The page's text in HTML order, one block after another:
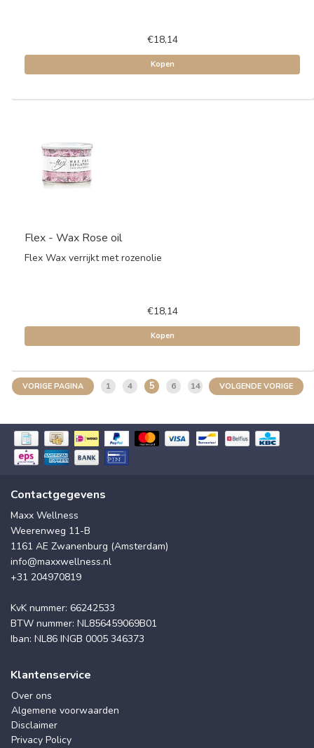
€18,14
Kopen
Flex - Wax Rose oil
Flex Wax verrijkt met rozenolie
€18,14
Kopen
VORIGE PAGINA 1 4 5 6 14 VOLGENDE VORIGE
Contactgegevens
Maxx Wellness
Weerenweg 11-B
1161 AE Zwanenburg (Amsterdam)
info@maxxwellness.nl
+31 204970819
KvK nummer: 66242533
BTW nummer: NL856459069B01
Iban: NL86 INGB 0005 346373
Klantenservice
Over ons
Algemene voorwaarden
Disclaimer
Privacy Policy